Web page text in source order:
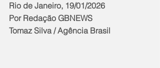
Rio de Janeiro, 19/01/2026
Por Redação GBNEWS
Tomaz Silva / Agência Brasil